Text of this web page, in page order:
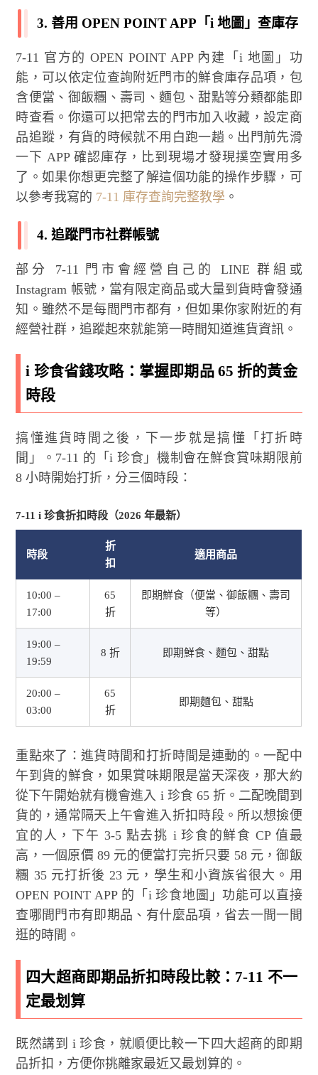
3. 善用 OPEN POINT APP「i 地圖」查庫存
7-11 官方的 OPEN POINT APP 內建「i 地圖」功
能，可以依定位查詢附近門市的鮮食庫存品項，包
含便當、御飯糰、壽司、麵包、甜點等分類都能即
時查看。你還可以把常去的門市加入收藏，設定商
品追蹤，有貨的時候就不用白跑一趟。出門前先滑
一下 APP 確認庫存，比到現場才發現撲空實用多
了。如果你想更完整了解這個功能的操作步驟，可
以參考我寫的 7-11 庫存查詢完整教學 。
4. 追蹤門市社群帳號
部分 7-11 門市會經營自己的 LINE 群組或
Instagram 帳號，當有限定商品或大量到貨時會發通
知。雖然不是每間門市都有，但如果你家附近的有
經營社群，追蹤起來就能第一時間知道進貨資訊。
i 珍食省錢攻略：掌握即期品 65 折的黃金
時段
搞懂進貨時間之後，下一步就是搞懂「打折時
間」。7-11 的「i 珍食」機制會在鮮食賞味期限前
8 小時開始打折，分三個時段：
7-11 i 珍食折扣時段（2026 年最新）
時段
折
扣
適用商品
10:00 –
17:00
65
折
即期鮮食（便當、御飯糰、壽司
等）
19:00 –
19:59
8 折 即期鮮食、麵包、甜點
20:00 –
03:00
65
折
即期麵包、甜點
重點來了：進貨時間和打折時間是連動的。一配中
午到貨的鮮食，如果賞味期限是當天深夜，那大約
從下午開始就有機會進入 i 珍食 65 折。二配晚間到
貨的，通常隔天上午會進入折扣時段。所以想撿便
宜的人，下午 3-5 點去挑 i 珍食的鮮食 CP 值最
高，一個原價 89 元的便當打完折只要 58 元，御飯
糰 35 元打折後 23 元，學生和小資族省很大。用
OPEN POINT APP 的「i 珍食地圖」功能可以直接
查哪間門市有即期品、有什麼品項，省去一間一間
逛的時間。
四大超商即期品折扣時段比較：7-11 不一
定最划算
既然講到 i 珍食，就順便比較一下四大超商的即期
品折扣，方便你挑離家最近又最划算的。